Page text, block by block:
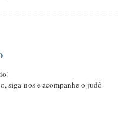
siga-nos e acompanhe o judô